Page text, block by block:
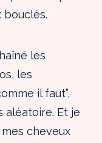
bouclés.
les
les
il faut”,
aléatoire. Et je
cheveux